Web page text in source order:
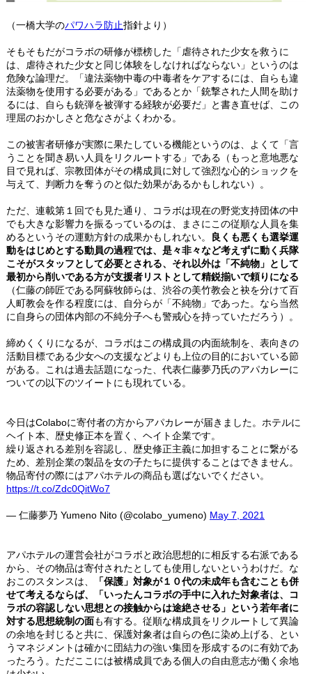
（一橋大学のパワハラ防止指針より）
そもそもだがコラボの研修が標榜した「虐待された少女を救うに
は、虐待された少女と同じ体験をしなければならない」というのは
危険な論理だ。「違法薬物中毒の中毒者をケアするには、自らも違
法薬物を使用する必要がある」であるとか「銃撃された人間を助け
るには、自らも銃弾を被弾する経験が必要だ」と書き直せば、この
理屈のおかしさと危なさがよくわかる。
この被害者研修が実際に果たしている機能というのは、よくて「言
うことを聞き易い人員をリクルートする」である（もっと意地悪な
目で見れば、宗教団体がその構成員に対して強烈な心的ショックを
与えて、判断力を奪うのと似た効果があるかもしれない）。
ただ、連載第１回でも見た通り、コラボは現在の野党支持団体の中
でも大きな影響力を振るっているのは、まさにこの従順な人員を集
めるというその運動方針の成果かもしれない。
良くも悪くも選挙運
動をはじめとする動員の過程では、是々非々など考えずに動く兵隊
こそがスタッフとして必要とされる、それ以外は「不純物」として
最初から削いである方が支援者リストとして精鋭揃いで頼りになる
（仁藤の師匠である阿蘇牧師らは、渋谷の美竹教会と袂を分けて百
人町教会を作る程度には、自分らが「不純物」であった。なら当然
に自身らの団体内部の不純分子へも警戒心を持っていただろう）。
締めくくりになるが、コラボはこの構成員の内面統制を、表向きの
活動目標である少女への支援などよりも上位の目的においている節
がある。これは過去話題になった、代表仁藤夢乃氏のアパカレーに
ついての以下のツイートにも現れている。
今日はColaboに寄付者の方からアパカレーが届きました。ホテルに
ヘイト本、歴史修正本を置く、ヘイト企業です。
繰り返される差別を容認し、歴史修正主義に加担することに繋がる
ため、差別企業の製品を女の子たちに提供することはできません。
物品寄付の際にはアパホテルの商品も選ばないでください。
https://t.co/Zdc0QitWo7
— 仁藤夢乃 Yumeno Nito (@colabo_yumeno) May 7, 2021
アパホテルの運営会社がコラボと政治思想的に相反する右派である
から、その物品は寄付されたとしても使用しないというわけだ。な
おこのスタンスは、
「保護」対象が１０代の未成年も含むことも併
せて考えるならば、「いったんコラボの手中に入れた対象者は、コ
ラボの容認しない思想との接触からは途絶させる」という若年者に
対する思想統制の面も有する。従順な構成員をリクルートして異論
の余地を封じると共に、保護対象者は自らの色に染め上げる、とい
うマネジメントは確かに団結力の強い集団を形成するのに有効であ
ったろう。ただここには被構成員である個人の自由意志が働く余地